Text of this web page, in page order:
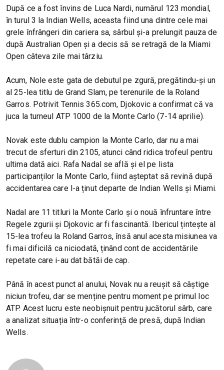
După ce a fost învins de Luca Nardi, numărul 123 mondial,
în turul 3 la Indian Wells, aceasta fiind una dintre cele mai
grele înfrângeri din cariera sa, sârbul și-a prelungit pauza de
după Australian Open și a decis să se retragă de la Miami
Open câteva zile mai târziu.
Acum, Nole este gata de debutul pe zgură, pregătindu-și un
al 25-lea titlu de Grand Slam, pe terenurile de la Roland
Garros. Potrivit Tennis 365.com, Djokovic a confirmat că va
juca la turneul ATP 1000 de la Monte Carlo (7-14 aprilie).
Novak este dublu campion la Monte Carlo, dar nu a mai
trecut de sferturi din 2105, atunci când ridica trofeul pentru
ultima dată aici. Rafa Nadal se află și el pe lista
participanților la Monte Carlo, fiind așteptat să revină după
accidentarea care l-a ținut departe de Indian Wells și Miami.
Nadal are 11 titluri la Monte Carlo și o nouă înfruntare între
Regele zgurii și Djokovic ar fi fascinantă. Ibericul țintește al
15-lea trofeu la Roland Garros, însă anul acesta misiunea va
fi mai dificilă ca niciodată, ținând cont de accidentările
repetate care i-au dat bătăi de cap.
Până în acest punct al anului, Novak nu a reușit să câștige
niciun trofeu, dar se menține pentru moment pe primul loc
ATP. Acest lucru este neobișnuit pentru jucătorul sârb, care
a analizat situația într-o conferință de presă, după Indian
Wells.